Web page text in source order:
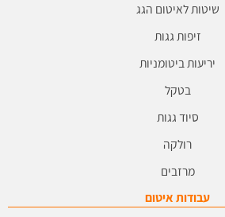
שיטות לאיטום הגג
זיפות גגות
יריעות ביטומניות
בטקל
סיוד גגות
רולקה
מרזבים
עבודות איטום